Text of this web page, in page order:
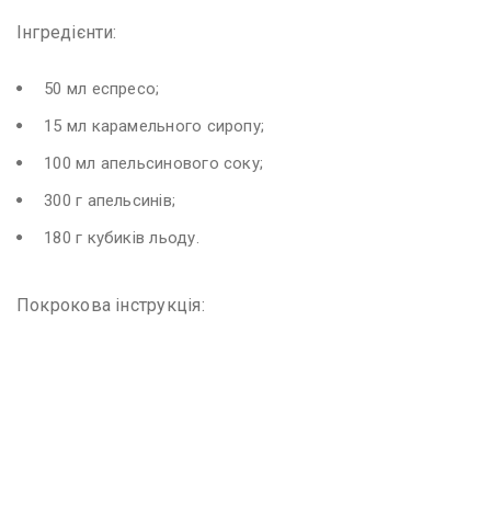
Інгредієнти:
50 мл еспресо;
15 мл карамельного сиропу;
100 мл апельсинового соку;
300 г апельсинів;
180 г кубиків льоду.
Покрокова інструкція: